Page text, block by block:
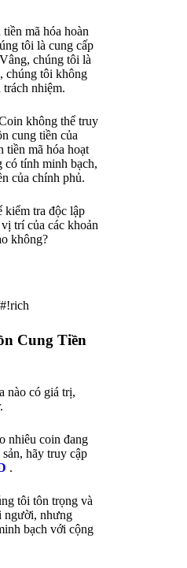
mã hóa hoàn
tôi là cung cấp
chúng tôi là
chúng tôi không
nhiệm.
không thể truy
cung tiền của
tiền mã hóa hoạt
tính minh bạch,
của chính phủ.
kiểm tra độc lập
trí của các khoản
không?
Cung Tiền
nào có giá trị,
nhiêu coin đang
hãy truy cập
.
tôi tôn trọng và
người, nhưng
bạch với cộng